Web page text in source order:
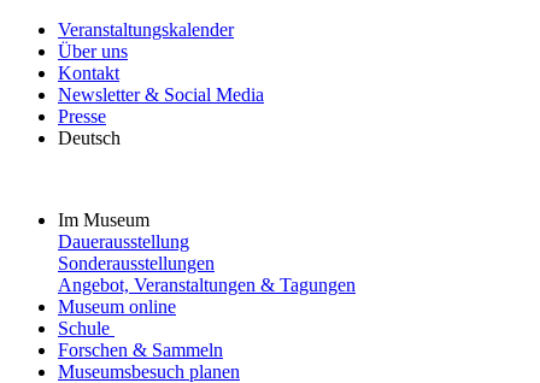
Veranstaltungskalender
Über uns
Kontakt
Newsletter & Social Media
Presse
Deutsch
Im Museum
Dauerausstellung
Sonderausstellungen
Angebot, Veranstaltungen & Tagungen
Museum online
Schule
Forschen & Sammeln
Museumsbesuch planen